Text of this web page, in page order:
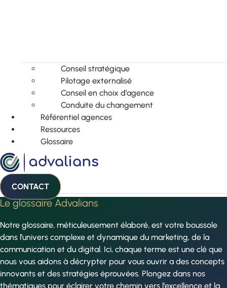
Conseil stratégique
Pilotage externalisé
Conseil en choix d’agence
Conduite du changement
Référentiel agences
Ressources
Glossaire
CONTACT
Le glossaire Advalians
Notre glossaire, méticuleusement élaboré, est votre boussole
dans l’univers complexe et dynamique du marketing, de la
communication et du digital. Ici, chaque terme est une clé que
nous vous aidons à décrypter pour vous ouvrir a des concepts
innovants et des stratégies éprouvées. Plongez dans nos
thématiques pour éclairer votre chemin vers l’excellence et la